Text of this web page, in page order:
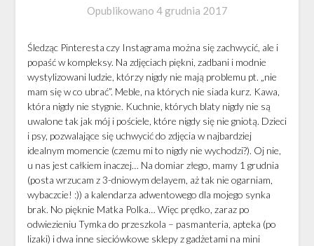
Opublikowano 4 grudnia 2017
Śledząc Pinteresta czy Instagrama można się zachwycić, ale i
popaść w kompleksy. Na zdjęciach piękni, zadbani i modnie
wystylizowani ludzie, którzy nigdy nie mają problemu pt. „nie
mam się w co ubrać”. Meble, na których nie siada kurz. Kawa,
która nigdy nie stygnie. Kuchnie, których blaty nigdy nie są
uwalone tak jak mój i pościele, które nigdy się nie gniotą. Dzieci
i psy, pozwalające się uchwycić do zdjęcia w najbardziej
idealnym momencie (czemu mi to nigdy nie wychodzi?). Oj nie,
u nas jest całkiem inaczej… Na domiar złego, mamy 1 grudnia
(posta wrzucam z 3-dniowym delayem, aż tak nie ogarniam,
wybaczcie! :)) a kalendarza adwentowego dla mojego synka
brak. No pięknie Matka Polka… Więc prędko, zaraz po
odwiezieniu Tymka do przeszkola – pasmanteria, apteka (po
lizaki) i dwa inne sieciówkowe sklepy z gadżetami na mini